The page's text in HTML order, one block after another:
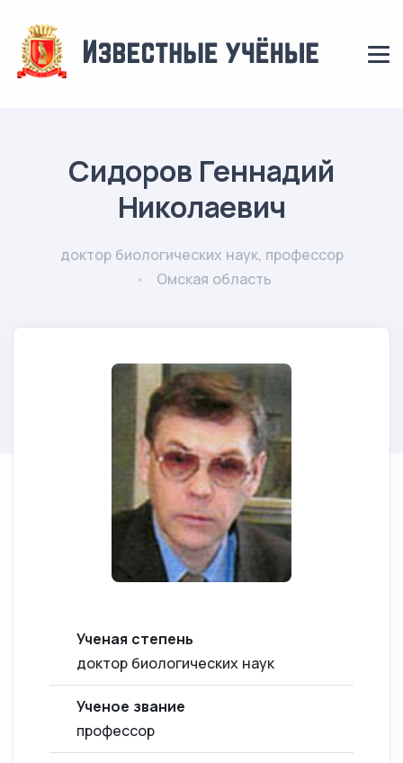
Сидоров Геннадий
Николаевич
доктор биологических наук, профессор
Омская область
Ученая степень
доктор биологических наук
Ученое звание
профессор